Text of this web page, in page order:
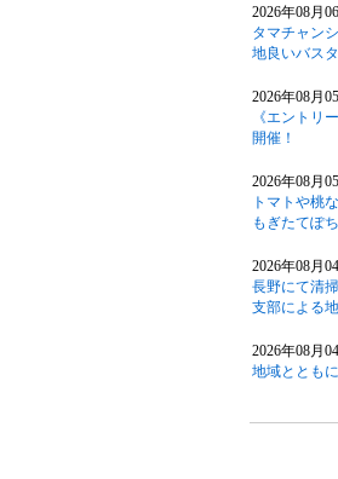
2026年08
タマチャン
地良いバス
2026年08
《エントリ
開催！
2026年08月
トマトや桃
もぎたてぽ
2026年08月
長野にて清
支部による
2026年08月
地域ととも